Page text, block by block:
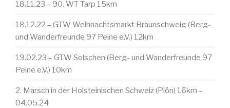
18.11.23 – 90. WT Tarp 15km
18.12.22 – GTW Weihnachtsmarkt Braunschweig (Berg-
und Wanderfreunde 97 Peine e.V.) 12km
19.02.23 – GTW Solschen (Berg- und Wanderfreunde 97
Peine e.V.) 10km
2. Marsch in der Holsteinischen Schweiz (Plön) 16km –
04.05.24